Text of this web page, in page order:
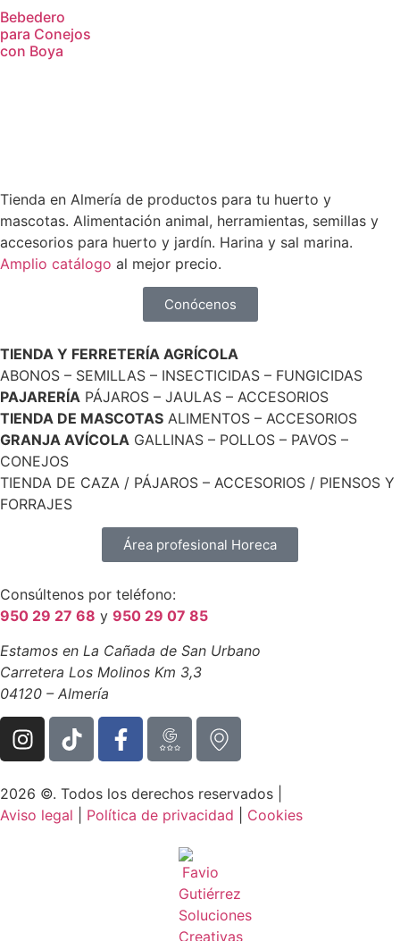
Bebedero
para Conejos
con Boya
Tienda en Almería de productos para tu huerto y
mascotas. Alimentación animal, herramientas, semillas y
accesorios para huerto y jardín. Harina y sal marina.
Amplio catálogo al mejor precio.
Conócenos
TIENDA Y FERRETERÍA AGRÍCOLA
ABONOS – SEMILLAS – INSECTICIDAS – FUNGICIDAS
PAJARERÍA PÁJAROS – JAULAS – ACCESORIOS
TIENDA DE MASCOTAS ALIMENTOS – ACCESORIOS
GRANJA AVÍCOLA GALLINAS – POLLOS – PAVOS –
CONEJOS
TIENDA DE CAZA / PÁJAROS – ACCESORIOS / PIENSOS Y
FORRAJES
Área profesional Horeca
Consúltenos por teléfono:
950 29 27 68 y 950 29 07 85
Estamos en La Cañada de San Urbano
Carretera Los Molinos Km 3,3
04120 – Almería
2026 ©. Todos los derechos reservados |
Aviso legal
Política de privacidad Cookies